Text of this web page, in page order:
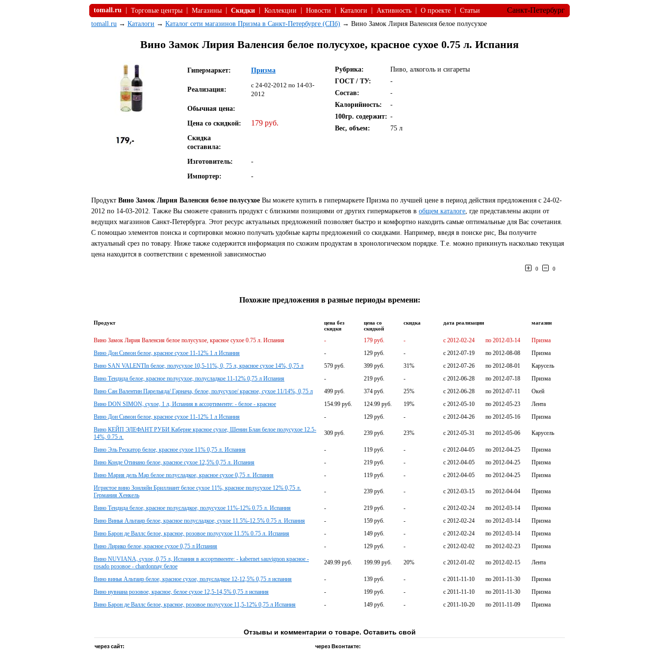
tomall.ru Торговые центры Магазины Скидки Коллекции Новости Каталоги Активность О проекте Статьи Санкт-Петербург
tomall.ru → Каталоги → Каталог сети магазинов Призма в Санкт-Петербурге (СПб) → Вино Замок Лирия Валенсия белое полусухое
Вино Замок Лирия Валенсия белое полусухое, красное сухое 0.75 л. Испания
Гипермаркет: Призма
Реализация:
c 24-02-2012 по 14-03-
2012
Обычная цена:
Цена со скидкой:
179 руб.
Скидка
составила:
Изготовитель:
-
Импортер:
-
Рубрика:
Пиво, алкоголь и сигареты
ГОСТ / ТУ:
-
Состав:
-
Калорийность:
-
100гр. содержит: -
Вес, объем:
75 л
Продукт Вино Замок Лирия Валенсия белое полусухое Вы можете купить в гипермаркете Призма по лучшей цене в период действия предложения с 24-02-
2012 по 14-03-2012. Также Вы сможете сравнить продукт с близкими позициями от других гипермаркетов в общем каталоге, где представлены акции от
ведущих магазинов Санкт-Петербурга. Этот ресурс актуальных предложений позволяет быстро и комфортно находить самые оптимальные для Вас сочетания.
С помощью элементов поиска и сортировки можно получать удобные карты предложений со скидками. Например, введя в поиске рис, Вы получите
актуальный срез по товару. Ниже также содержится информация по схожим продуктам в хронологическом порядке. Т.е. можно прикинуть насколько текущая
цена находится в соответствии с временной зависимостью
0 0
Похожие предложения в разные периоды времени:
Продукт
цена без
скидки
цена со
скидкой
скидка дата реализации магазин
Вино Замок Лирия Валенсия белое полусухое, красное сухое 0.75 л. Испания - 179 руб. - c 2012-02-24 по 2012-03-14
Призма
Вино Дон Симон белое, красное сухое 11-12% 1 л Испания
- 129 руб. - c 2012-07-19 по 2012-08-08
Призма
Вино SAN VALENTIn белое, полусухое 10,5-11%, 0, 75 л, красное сухое 14%, 0,75 л
579 руб. 399 руб. 31% c 2012-07-26 по 2012-08-01
Карусель
Вино Тендида белое, красное полусухое, полусладкое 11-12% 0,75 л Испания
- 219 руб. - c 2012-06-28 по 2012-07-18
Призма
Вино Сан Валентин Парельяда/ Гарнача, белое, полусухое/ красное, сухое 11/14%, 0,75 л
499 руб. 374 руб. 25% c 2012-06-28 по 2012-07-11
Окей
Вино DON SIMON, сухое, 1 л, Испания в ассортименте: - белое - красное
154.99 руб. 124.99 руб. 19% c 2012-05-10 по 2012-05-23
Лента
Вино Дон Симон белое, красное сухое 11-12% 1 л Испания
- 129 руб. - c 2012-04-26 по 2012-05-16
Призма
Вино КЕЙП ЭЛЕФАНТ РУБИ Каберне красное сухое, Шенин Блан белое полусухое 12.5-
14%, 0.75 л.
309 руб. 239 руб. 23% c 2012-05-31 по 2012-05-06 Карусель
Вино Эль Рескатор белое, красное сухое 11% 0,75 л. Испания - 119 руб. - c 2012-04-05 по 2012-04-25
Призма
Вино Конде Отинано белое, красное сухое 12,5% 0,75 л. Испания
- 219 руб. - c 2012-04-05 по 2012-04-25
Призма
Вино Мария дель Мар белое полусладкое, красное сухое 0,75 л. Испания
- 119 руб. - c 2012-04-05 по 2012-04-25
Призма
Игристое вино Зонляйн Бриллиант белое сухое 11%, красное полусухое 12% 0,75 л.
Германия Хенкель
- 239 руб. - c 2012-03-15 по 2012-04-04 Призма
Вино Тендида белое, красное полусладкое, полусухое 11%-12% 0.75 л. Испания - 219 руб. - c 2012-02-24 по 2012-03-14
Призма
Вино Винья Альтаир белое, красное полусладкое, сухое 11.5%-12.5% 0.75 л. Испания
- 159 руб. - c 2012-02-24 по 2012-03-14
Призма
Вино Барон де Валлс белое, красное, розовое полусухое 11.5% 0.75 л. Испания
- 149 руб. - c 2012-02-24 по 2012-03-14
Призма
Вино Лирико белое, красное сухое 0,75 л Испания
- 129 руб. - c 2012-02-02 по 2012-02-23
Призма
Вино NUVIANA, сухое, 0,75 л, Испания в ассортименте: - kabernet sauvignon красное -
rosado розовое - chardonnay белое
249.99 руб. 199.99 руб. 20% c 2012-01-02 по 2012-02-15 Лента
Вино винья Альтаир белое, красное сухое, полусладкое 12-12,5% 0,75 л испания - 139 руб. - c 2011-11-10 по 2011-11-30
Призма
Вино нувиана розовое, красное, белое сухое 12,5-14,5% 0,75 л испания
- 199 руб. - c 2011-11-10 по 2011-11-30
Призма
Вино Барон де Валлс белое, красное, розовое полусухое 11,5-12% 0,75 л Испания
- 149 руб. - c 2011-10-20 по 2011-11-09 Призма
Отзывы и комментарии о товаре. Оставить свой
через сайт: через Вконтакте: